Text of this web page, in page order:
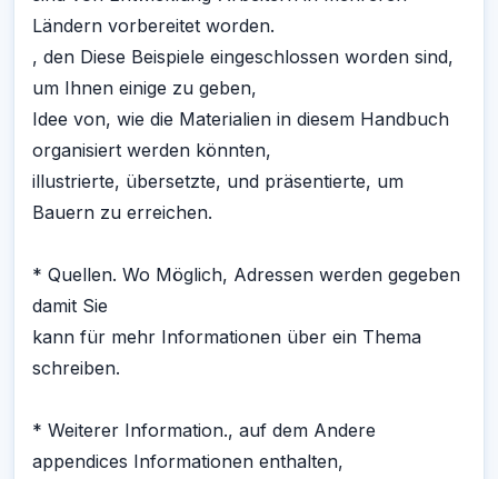
Ländern vorbereitet worden.
, den Diese Beispiele eingeschlossen worden sind,
um Ihnen einige zu geben,
Idee von, wie die Materialien in diesem Handbuch
organisiert werden könnten,
illustrierte, übersetzte, und präsentierte, um
Bauern zu erreichen.
* Quellen. Wo Möglich, Adressen werden gegeben
damit Sie
kann für mehr Informationen über ein Thema
schreiben.
* Weiterer Information., auf dem Andere
appendices Informationen enthalten,